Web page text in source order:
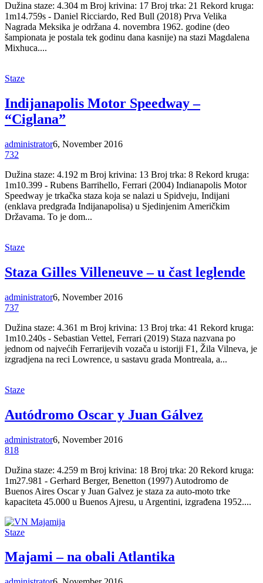
Dužina staze: 4.304 m Broj krivina: 17 Broj trka: 21 Rekord kruga:
1m14.759s - Daniel Ricciardo, Red Bull (2018) Prva Velika
Nagrada Meksika je održana 4. novembra 1962. godine (deo
šampionata je postala tek godinu dana kasnije) na stazi Magdalena
Mixhuca....
Staze
Indijanapolis Motor Speedway –
“Ciglana”
administrator6, November 2016
732
Dužina staze: 4.192 m Broj krivina: 13 Broj trka: 8 Rekord kruga:
1m10.399 - Rubens Barrihello, Ferrari (2004) Indianapolis Motor
Speedway je trkačka staza koja se nalazi u Spidveju, Indijani
(enklava predgrađa Indijanapolisa) u Sjedinjenim Američkim
Državama. To je dom...
Staze
Staza Gilles Villeneuve – u čast leglende
administrator6, November 2016
737
Dužina staze: 4.361 m Broj krivina: 13 Broj trka: 41 Rekord kruga:
1m10.240s - Sebastian Vettel, Ferrari (2019) Staza nazvana po
jednom od najvećih Ferrarijevih vozača u istoriji F1, Žila Vilneva, je
izgradjena na reci Lowrence, u sastavu grada Montreala, a...
Staze
Autódromo Oscar y Juan Gálvez
administrator6, November 2016
818
Dužina staze: 4.259 m Broj krivina: 18 Broj trka: 20 Rekord kruga:
1m27.981 - Gerhard Berger, Benetton (1997) Autodromo de
Buenos Aires Oscar y Juan Galvez je staza za auto-moto trke
kapaciteta 45.000 u Buenos Ajresu, u Argentini, izgrađena 1952....
Staze
Majami – na obali Atlantika